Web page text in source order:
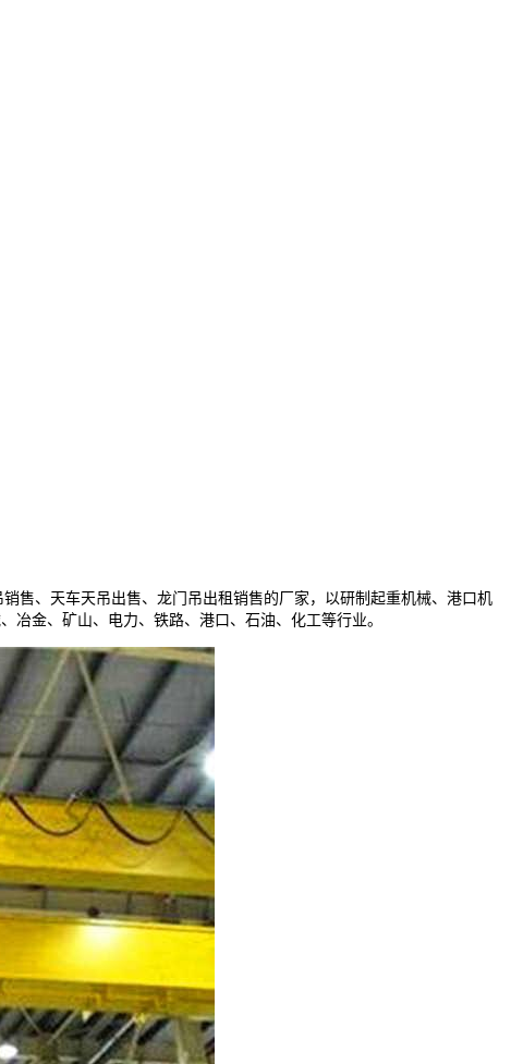
售、天车天吊出售、龙门吊出租销售的厂家，以研制起重机械、港口机
金、矿山、电力、铁路、港口、石油、化工等行业。